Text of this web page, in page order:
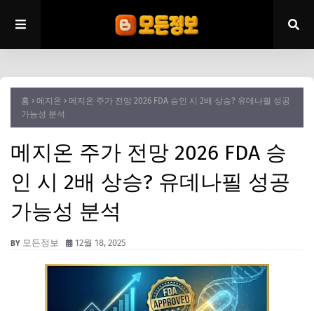
홈 메지온
메지온 주가 전망 2026 FDA 승인 시 2배 상승? 유데나필 성공
가능성 분석
메지온 주가 전망 2026 FDA 승
인 시 2배 상승? 유데나필 성공
가능성 분석
모든정보 12월 18, 2025